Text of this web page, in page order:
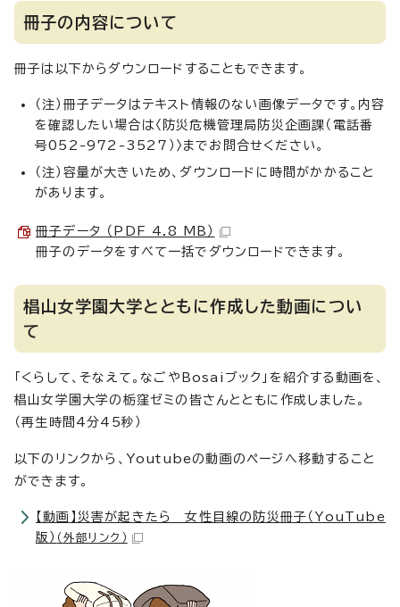
冊子の内容について
冊子は以下からダウンロードすることもできます。
（注）冊子データはテキスト情報のない画像データです。内容
を確認したい場合は〈防災危機管理局防災企画課（電話番
号052-972-3527）〉までお問合せください。
（注）容量が大きいため、ダウンロードに時間がかかること
があります。
冊子データ （PDF 4.8 MB）
冊子のデータをすべて一括でダウンロードできます。
椙山女学園大学とともに作成した動画につい
て
「くらして、そなえて。なごやBosaiブック」を紹介する動画を、
椙山女学園大学の栃窪ゼミの皆さんとともに作成しました。
（再生時間4分45秒）
以下のリンクから、Youtubeの動画のページへ移動すること
ができます。
【動画】災害が起きたら 女性目線の防災冊子（YouTube
版） （外部リンク）